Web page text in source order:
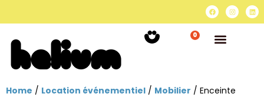
0
Home / Location événementiel / Mobilier / Enceinte